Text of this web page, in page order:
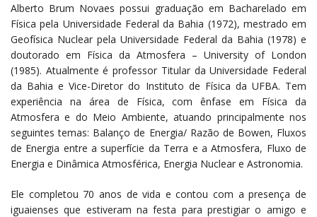
Alberto Brum Novaes possui graduação em Bacharelado em
Física pela Universidade Federal da Bahia (1972), mestrado em
Geofísica Nuclear pela Universidade Federal da Bahia (1978) e
doutorado em Física da Atmosfera – University of London
(1985). Atualmente é professor Titular da Universidade Federal
da Bahia e Vice-Diretor do Instituto de Física da UFBA. Tem
experiência na área de Física, com ênfase em Física da
Atmosfera e do Meio Ambiente, atuando principalmente nos
seguintes temas: Balanço de Energia/ Razão de Bowen, Fluxos
de Energia entre a superfície da Terra e a Atmosfera, Fluxo de
Energia e Dinâmica Atmosférica, Energia Nuclear e Astronomia.
Ele completou 70 anos de vida e contou com a presença de
iguaienses que estiveram na festa para prestigiar o amigo e